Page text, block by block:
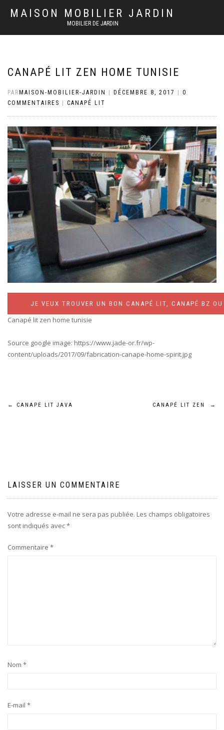
MAISON MOBILIER JARDIN
MOBILIER DE JARDIN
CANAPÉ LIT ZEN HOME TUNISIE
PAR MAISON-MOBILIER-JARDIN DÉCEMBRE 8, 2017
0
COMMENTAIRES
CANAPÉ LIT
JE VEUX TROUVER UN BON CANAPÉ LIT, CANAPÉ BZ
Canapé lit zen home tunisie
Source google image: https://www.jade-or.fr/wp-
content/uploads/2017/09/fabrication-canape-home-spirit.jpg
Navigation
← CANAPE LIT JAVA CANAPÉ LIT ZEN →
LAISSER UN COMMENTAIRE
Votre adresse e-mail ne sera pas publiée. Les champs obligatoires
sont indiqués avec*
Commentaire *
Nom *
E-mail *